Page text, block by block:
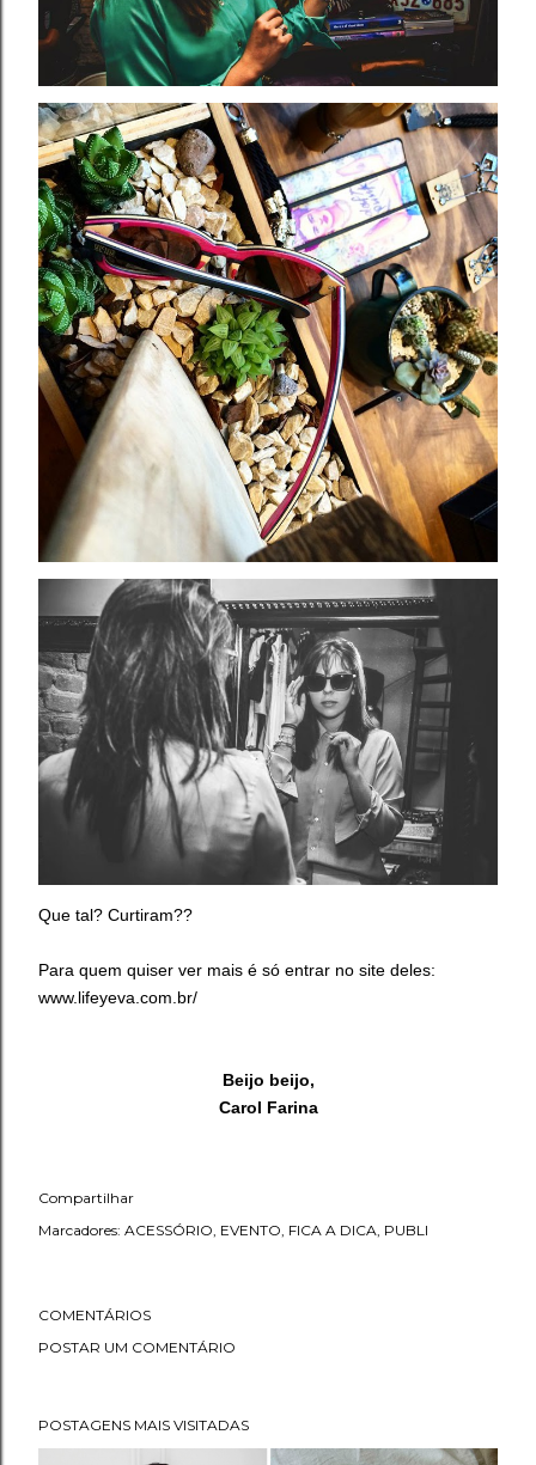
Que tal? Curtiram??
Para quem quiser ver mais é só entrar no site deles:
www.lifeyeva.com.br/
Beijo beijo,
Carol Farina
Compartilhar
Marcadores: ACESSÓRIO EVENTO FICA A DICA PUBLI
COMENTÁRIOS
POSTAR UM COMENTÁRIO
POSTAGENS MAIS VISITADAS